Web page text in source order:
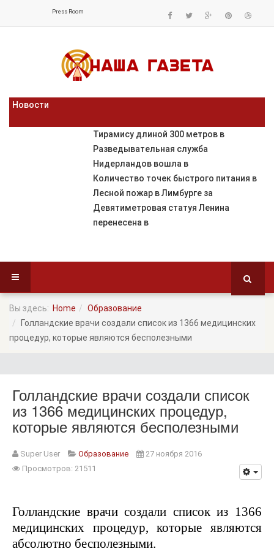
Press Room
Новости
Тирамису длиной 300 метров в
Разведывательная служба
Нидерландов вошла в
Количество точек быстрого питания в
Лесной пожар в Лимбурге за
Девятиметровая статуя Ленина
перенесена в
Вы здесь: Home
Образование
Голландские врачи создали список из 1366 медицинских
процедур, которые являются бесполезными
Голландские врачи создали список
из 1366 медицинских процедур,
которые являются бесполезными
Super User Образование
27 ноября 2016
Просмотров: 21511
Голландские врачи создали список из 1366
медицинских процедур, которые являются
абсолютно бесполезными.